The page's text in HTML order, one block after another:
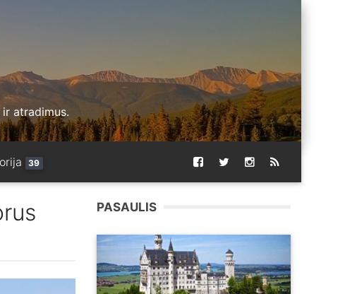
atradimus.
39
PASAULIS